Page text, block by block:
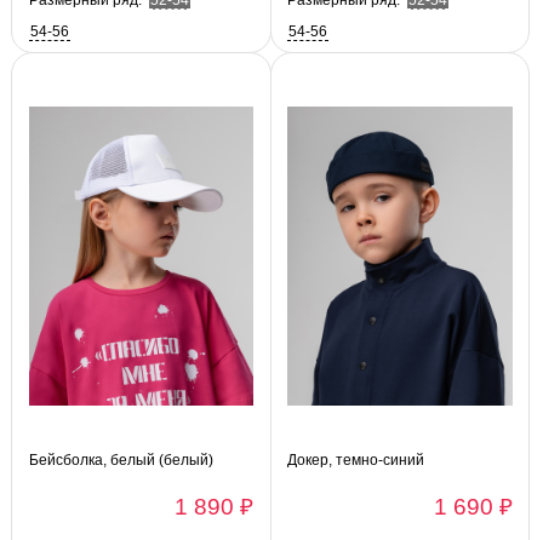
54-56
54-56
Бейсболка, белый (белый)
1 890 ₽
Докер, темно-синий
1 690 ₽